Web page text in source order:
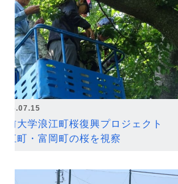
2026.07.15
弘前大学浪江町桜復興プロジェクト
浪江町・富岡町の桜を視察